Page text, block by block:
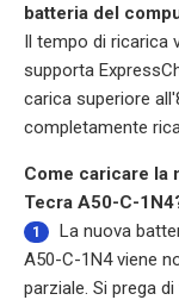
batteria del
Il tempo di ricarica
supporta
carica superiore
completamente
Come caricare la
Tecra A50-C-
1 La nuova
A50-C-1N4viene
parziale. Si prega